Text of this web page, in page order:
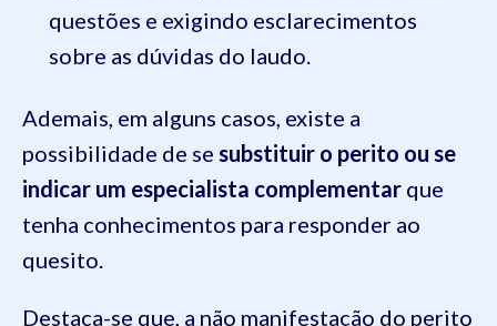
questões e exigindo esclarecimentos
sobre as dúvidas do laudo.
Ademais, em alguns casos, existe a
possibilidade de se substituir o perito ou se
indicar um especialista complementar que
tenha conhecimentos para responder ao
quesito.
Destaca-se que, a não manifestação do perito